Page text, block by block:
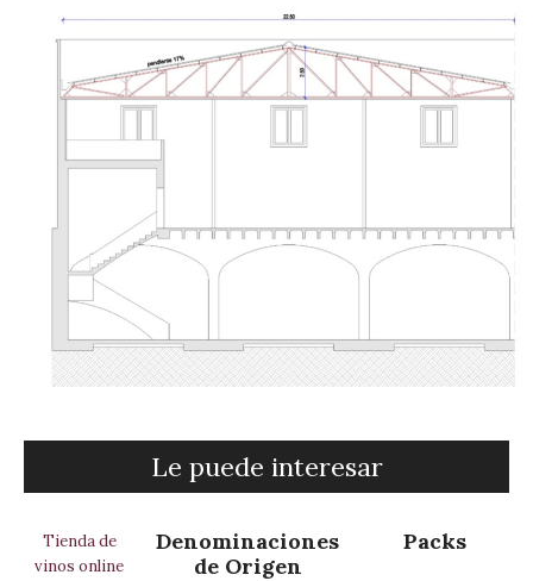
Le puede interesar
Tienda de
vinos online
Denominaciones
de Origen
Packs